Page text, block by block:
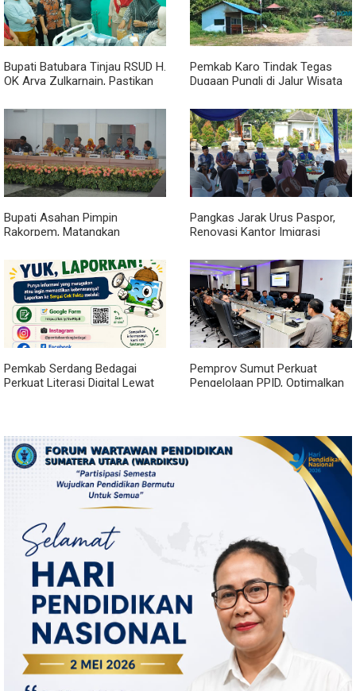
Bupati Batubara Tinjau RSUD H.
OK Arya Zulkarnain, Pastikan
Masyarakat Terus Ditingkatkan
Pemkab Karo Tindak Tegas
Dugaan Pungli di Jalur Wisata
Doulu
Bupati Asahan Pimpin
Rakorpem, Matangkan
Efisiensi Anggaran 2027
Pangkas Jarak Urus Paspor,
Renovasi Kantor Imigrasi
Pemkab Serdang Bedagai
Perkuat Literasi Digital Lewat
Pemprov Sumut Perkuat
Pengelolaan PPID, Optimalkan